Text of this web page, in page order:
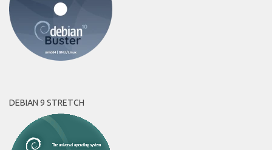
DEBIAN 9 STRETCH